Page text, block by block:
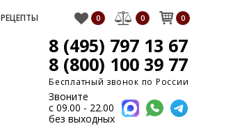
РЕЦЕПТЫ 0 0 0
8 (495) 797 13 67
8 (800) 100 39 77
Бесплатный звонок по России
Звоните
с 09.00 - 22.00
без выходных